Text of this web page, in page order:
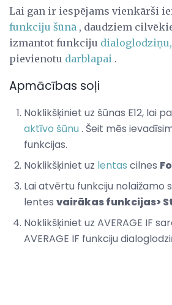
Lai gan ir iespējams vienkārši
funkciju šūnā , daudziem
izmantot funkciju dialoglodziņu,
pievienotu darblapai .
Apmācības soļi
Noklikšķiniet uz šūnas E12, lai
aktīvo šūnu. Šeit mēs
funkcijas.
Noklikšķiniet uz lentas cilnes
Lai atvērtu funkciju nolaižamo
lentes vairākas funkcijas>
Noklikšķiniet uz AVERAGE IF
AVERAGE IF funkciju